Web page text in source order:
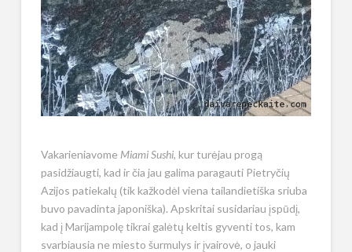
Vakarieniavome Miami Sushi, kur turėjau progą
pasidžiaugti, kad ir čia jau galima paragauti Pietryčių
Azijos patiekalų (tik kažkodėl viena tailandietiška sriuba
buvo pavadinta japoniška). Apskritai susidariau įspūdį,
kad į Marijampolę tikrai galėtų keltis gyventi tos, kam
svarbiausia ne miesto šurmulys ir įvairovė, o jauki